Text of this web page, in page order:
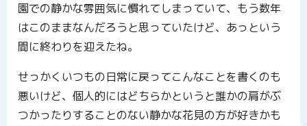
園での静かな雰囲気に慣れてしまっていて、もう数年
はこのままなんだろうと思っていたけど、あっという
間に終わりを迎えたね。
せっかくいつもの日常に戻ってこんなことを書くのも
悪いけど、個人的にはどちらかというと誰かの肩がぶ
つかったりすることのない静かな花見の方が好きかも